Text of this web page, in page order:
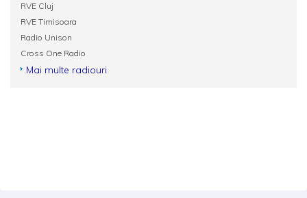
RVE Cluj
RVE Timisoara
Radio Unison
Cross One Radio
Mai multe radiouri